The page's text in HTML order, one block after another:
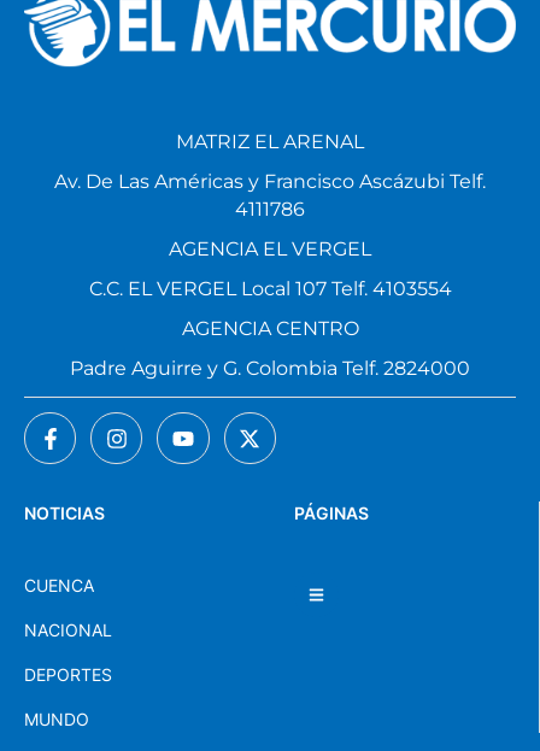
PÁGINAS
NOTICIAS
CUENCA
NACIONAL
DEPORTES
MUNDO
MATRIZ EL ARENAL
Av. De Las Américas y Francisco Ascázubi Telf.
4111786
AGENCIA EL VERGEL
C.C. EL VERGEL Local 107 Telf. 4103554
AGENCIA CENTRO
Padre Aguirre y G. Colombia Telf. 2824000